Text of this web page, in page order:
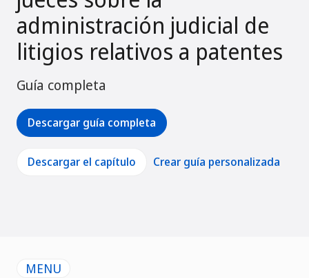
administración judicial de
litigios relativos a patentes
Guía completa
Descargar guía completa
Descargar el capítulo Crear guía personalizada
MENU